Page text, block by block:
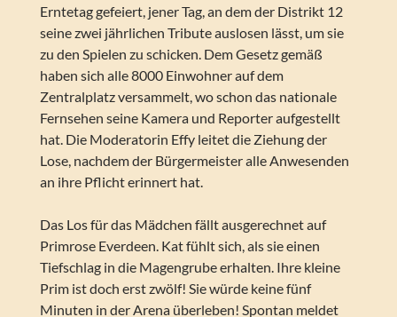
Erntetag gefeiert, jener Tag, an dem der Distrikt 12
seine zwei jährlichen Tribute auslosen lässt, um sie
zu den Spielen zu schicken. Dem Gesetz gemäß
haben sich alle 8000 Einwohner auf dem
Zentralplatz versammelt, wo schon das nationale
Fernsehen seine Kamera und Reporter aufgestellt
hat. Die Moderatorin Effy leitet die Ziehung der
Lose, nachdem der Bürgermeister alle Anwesenden
an ihre Pflicht erinnert hat.
Das Los für das Mädchen fällt ausgerechnet auf
Primrose Everdeen. Kat fühlt sich, als sie einen
Tiefschlag in die Magengrube erhalten. Ihre kleine
Prim ist doch erst zwölf! Sie würde keine fünf
Minuten in der Arena überleben! Spontan meldet